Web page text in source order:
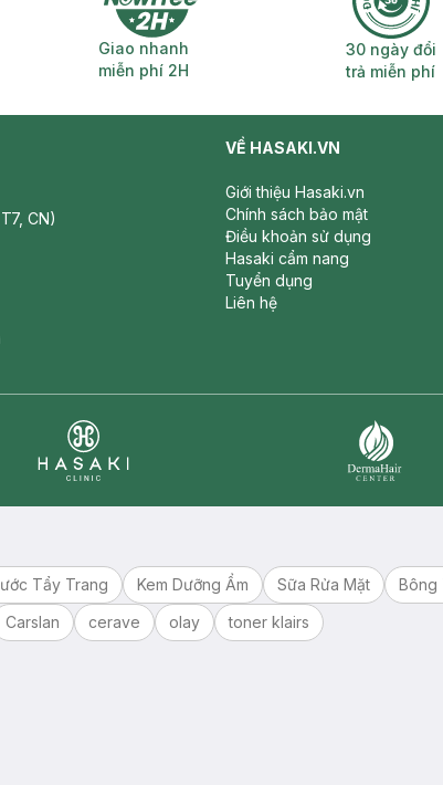
nhận hàng Giao nhanh miễn phí 2H
Giao nhanh
miễn phí 2H
30
30 ngày đổi
trả miễn phí
CN)
VỀ HASAKI.VN
Giới thiệu Hasaki.vn
Chính sách bảo mật
Điều khoản sử dụng
Hasaki cẩm nang
Tuyển dụng
Liên hệ
Tẩy Trang Kem Dưỡng Ẩm Sữa Rửa Mặt Bông
Carslan cerave olay toner klairs